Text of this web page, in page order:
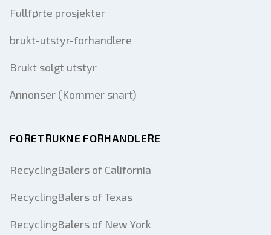
Fullførte prosjekter
brukt-utstyr-forhandlere
Brukt solgt utstyr
Annonser (Kommer snart)
FORETRUKNE FORHANDLERE
RecyclingBalers of California
RecyclingBalers of Texas
RecyclingBalers of New York